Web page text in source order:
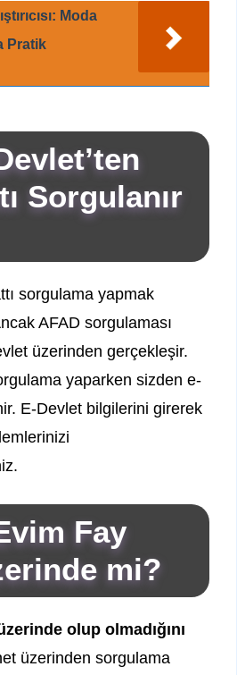
Moda
Pratik
Sorgulanır
sorgulama yapmak
AFAD sorgulaması
üzerinden gerçekleşir.
yaparken sizden e-
E-Devlet bilgilerini girerek
Fay
mi?
olup olmadığını
üzerinden sorgulama